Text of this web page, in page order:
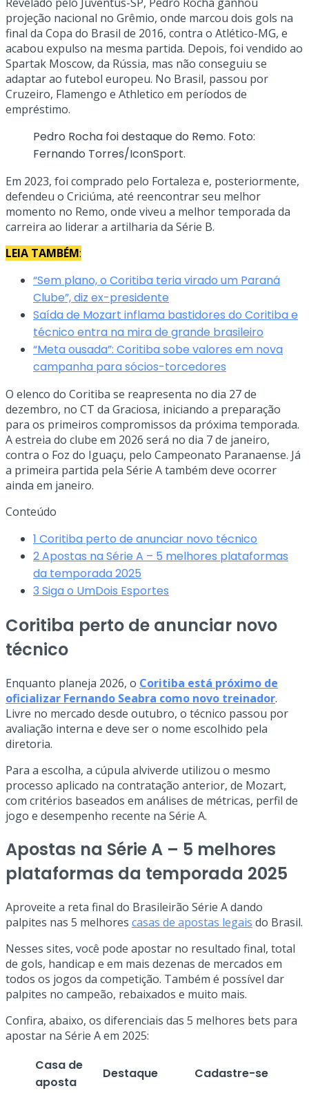
projeção nacional no Grêmio, onde marcou dois gols na
final da Copa do Brasil de 2016, contra o Atlético-MG, e
acabou expulso na mesma partida. Depois, foi vendido ao
Spartak Moscow, da Rússia, mas não conseguiu se
adaptar ao futebol europeu. No Brasil, passou por
Cruzeiro, Flamengo e Athletico em períodos de
empréstimo.
Pedro Rocha foi destaque do Remo. Foto:
Fernando Torres/IconSport.
Em 2023, foi comprado pelo Fortaleza e, posteriormente,
defendeu o Criciúma, até reencontrar seu melhor
momento no Remo, onde viveu a melhor temporada da
carreira ao liderar a artilharia da Série B.
LEIA TAMBÉM:
“Sem plano, o Coritiba teria virado um Paraná
Clube”, diz ex-presidente
Saída de Mozart inflama bastidores do Coritiba e
técnico entra na mira de grande brasileiro
“Meta ousada”: Coritiba sobe valores em nova
campanha para sócios-torcedores
O elenco do Coritiba se reapresenta no dia 27 de
dezembro, no CT da Graciosa, iniciando a preparação
para os primeiros compromissos da próxima temporada.
A estreia do clube em 2026 será no dia 7 de janeiro,
contra o Foz do Iguaçu, pelo Campeonato Paranaense. Já
a primeira partida pela Série A também deve ocorrer
ainda em janeiro.
Conteúdo
1 Coritiba perto de anunciar novo técnico
2Apostas na Série A – 5 melhores plataformas
da temporada 2025
3 Siga o UmDois Esportes
Coritiba perto de anunciar novo
técnico
Enquanto planeja 2026, o Coritiba está próximo de
oficializar Fernando Seabra como novo treinador.
Livre no mercado desde outubro, o técnico passou por
avaliação interna e deve ser o nome escolhido pela
diretoria.
Para a escolha, a cúpula alviverde utilizou o mesmo
processo aplicado na contratação anterior, de Mozart,
com critérios baseados em análises de métricas, perfil de
jogo e desempenho recente na Série A.
Apostas na Série A – 5 melhores
plataformas da temporada 2025
Aproveite a reta final do Brasileirão Série A dando
palpites nas 5 melhores casas de apostas legais do Brasil.
Nesses sites, você pode apostar no resultado final, total
de gols, handicap e em mais dezenas de mercados em
todos os jogos da competição. Também é possível dar
palpites no campeão, rebaixados e muito mais.
Confira, abaixo, os diferenciais das 5 melhores bets para
apostar na Série A em 2025:
Casa de
aposta
Destaque Cadastre-se